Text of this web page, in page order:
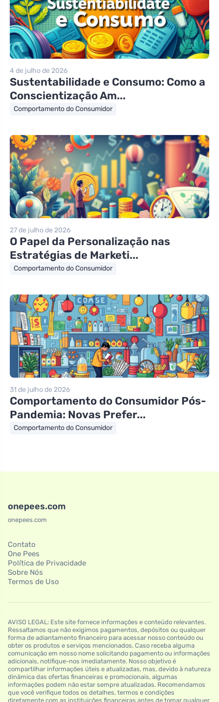
4 de julho de 2026
Sustentabilidade e Consumo: Como a
Conscientização Am...
Comportamento do Consumidor
27 de julho de 2026
O Papel da Personalização nas
Estratégias de Marketi...
Comportamento do Consumidor
31 de julho de 2026
Comportamento do Consumidor Pós-
Pandemia: Novas Prefer...
Comportamento do Consumidor
onepees.com
onepees.com
Contato
One Pees
Política de Privacidade
Sobre Nós
Termos de Uso
AVISO LEGAL: Este site fornece informações e conteúdo relevantes.
Ressaltamos que não exigimos pagamentos, depósitos ou qualquer
forma de adiantamento financeiro para acessar nosso conteúdo ou
obter os produtos e serviços mencionados. Caso receba alguma
comunicação em nosso nome solicitando pagamento ou informações
adicionais, notifique-nos imediatamente. Nosso objetivo é
compartilhar informações úteis e atualizadas, mas, devido à natureza
dinâmica das ofertas financeiras e promocionais, algumas
informações podem não estar sempre atualizadas. Recomendamos
que você verifique todos os detalhes, termos e condições
diretamente com as instituições financeiras antes de tomar qualquer